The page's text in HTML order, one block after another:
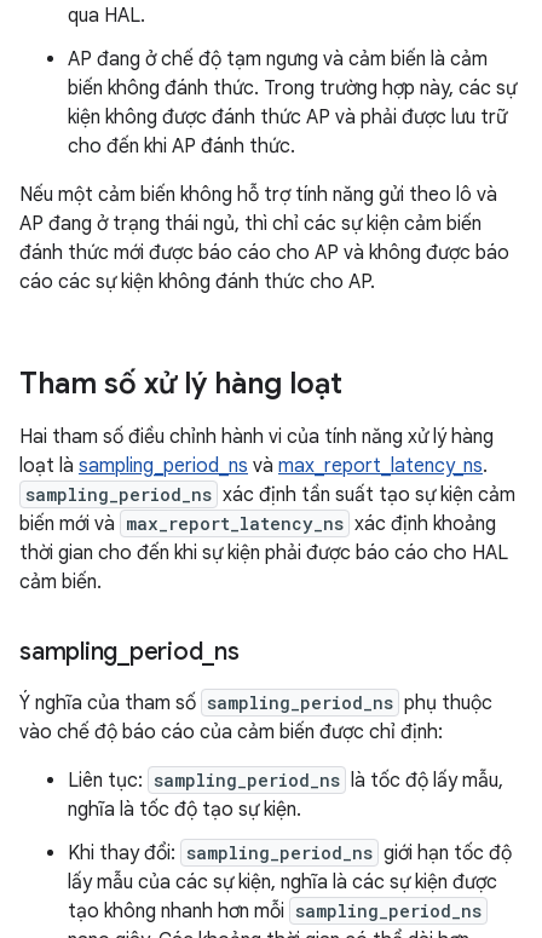
qua HAL.
AP đang ở chế độ tạm ngưng và cảm biến là cảm
biến không đánh thức. Trong trường hợp này, các sự
kiện không được đánh thức AP và phải được lưu trữ
cho đến khi AP đánh thức.
Nếu một cảm biến không hỗ trợ tính năng gửi theo lô và
AP đang ở trạng thái ngủ, thì chỉ các sự kiện cảm biến
đánh thức mới được báo cáo cho AP và không được báo
cáo các sự kiện không đánh thức cho AP.
Tham số xử lý hàng loạt
Hai tham số điều chỉnh hành vi của tính năng xử lý hàng
loạt là sampling_period_ns và max_report_latency_ns.
sampling_period_ns xác định tần suất tạo sự kiện cảm
biến mới và max_report_latency_ns xác định khoảng
thời gian cho đến khi sự kiện phải được báo cáo cho HAL
cảm biến.
sampling period_ ns
Ý nghĩa của tham số sampling_period_ns phụ thuộc
vào chế độ báo cáo của cảm biến được chỉ định:
Liên tục: sampling_period_ns là tốc độ lấy mẫu,
nghĩa là tốc độ tạo sự kiện.
Khi thay đổi: sampling_period_ns giới hạn tốc độ
lấy mẫu của các sự kiện, nghĩa là các sự kiện được
tạo không nhanh hơn mỗi sampling_period_ns